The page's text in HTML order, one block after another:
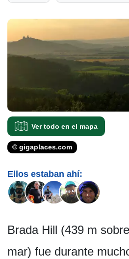
Ver todo en el mapa
© gigaplaces.com
Ellos estaban ahí:
Brada Hill (439 m
mar) fue durante